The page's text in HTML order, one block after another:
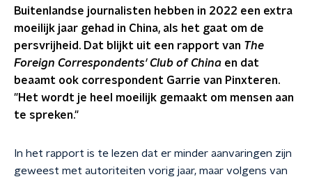
Buitenlandse journalisten hebben in 2022 een extra
moeilijk jaar gehad in China, als het gaat om de
persvrijheid. Dat blijkt uit een rapport van The
Foreign Correspondents' Club of China en dat
beaamt ook correspondent Garrie van Pinxteren.
"Het wordt je heel moeilijk gemaakt om mensen aan
te spreken."
In het rapport is te lezen dat er minder aanvaringen zijn
geweest met autoriteiten vorig jaar, maar volgens van